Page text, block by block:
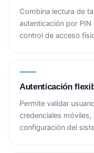
Combina lectura de
autenticación por
control de acceso
Autenticación
Permite validar
credenciales móviles,
configuración del